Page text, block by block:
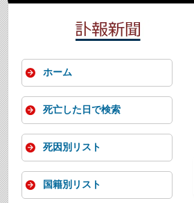
ホーム
死亡した日で検索
死因別リスト
国籍別リスト